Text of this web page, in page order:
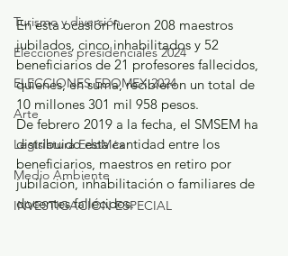
Turismo y diversión
Elecciones presidenciales 2024
ELECCIONES EDOMEX 2024
Arte
Legislatura EdoMéx
Medio Ambiente
INVESTIGACIÓN ESPECIAL
En esta ocasión fueron 208 maestros
jubilados, cinco inhabilitados y 52
beneficiarios de 21 profesores fallecidos,
quienes, en suma, recibieron un total de
10 millones 301 mil 958 pesos.
De febrero 2019 a la fecha, el SMSEM ha
distribuido esta cantidad entre los
beneficiarios, maestros en retiro por
jubilación, inhabilitación o familiares de
docentes fallecidos.